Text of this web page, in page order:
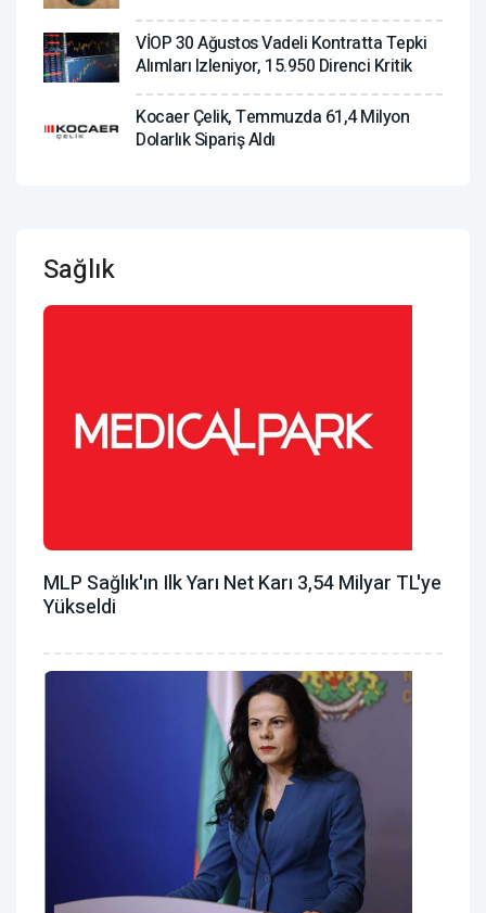
VİOP 30 Ağustos Vadeli Kontratta Tepki
Alımları Izleniyor, 15.950 Direnci Kritik
Kocaer Çelik, Temmuzda 61,4 Milyon
Dolarlık Sipariş Aldı
Sağlık
MLP Sağlık'ın Ilk Yarı Net Karı 3,54 Milyar TL'ye
Yükseldi